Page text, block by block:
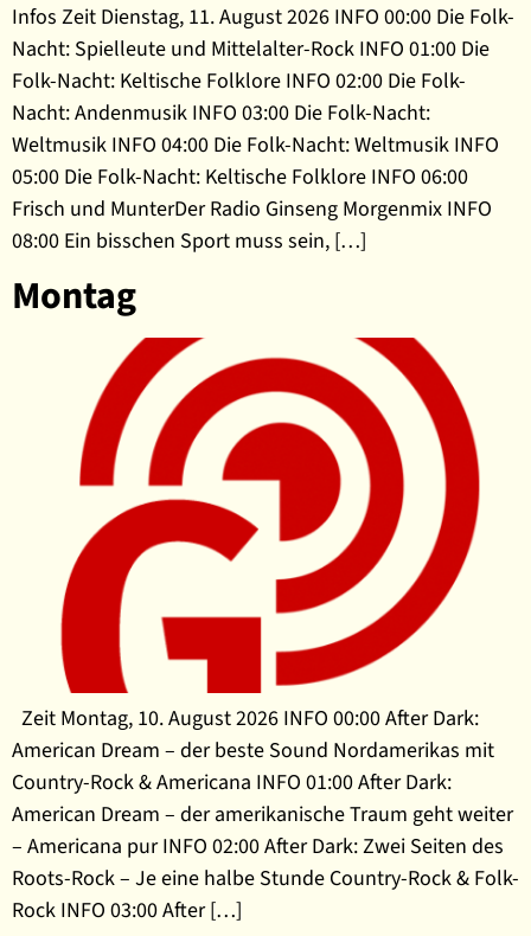
Infos Zeit Dienstag, 11. August 2026 INFO 00:00 Die Folk-
Nacht: Spielleute und Mittelalter-Rock INFO 01:00 Die
Folk-Nacht: Keltische Folklore INFO 02:00 Die Folk-
Nacht: Andenmusik INFO 03:00 Die Folk-Nacht:
Weltmusik INFO 04:00 Die Folk-Nacht: Weltmusik INFO
05:00 Die Folk-Nacht: Keltische Folklore INFO 06:00
Frisch und MunterDer Radio Ginseng Morgenmix INFO
08:00 Ein bisschen Sport muss sein, […]
Montag
Zeit Montag, 10. August 2026 INFO 00:00 After Dark:
American Dream – der beste Sound Nordamerikas mit
Country-Rock & Americana INFO 01:00 After Dark:
American Dream – der amerikanische Traum geht weiter
– Americana pur INFO 02:00 After Dark: Zwei Seiten des
Roots-Rock – Je eine halbe Stunde Country-Rock & Folk-
Rock INFO 03:00 After […]